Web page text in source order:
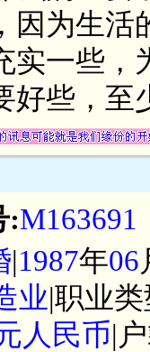
因为生
实一些
好些，至
:M163691
|1987年06
业|职业
人民币|